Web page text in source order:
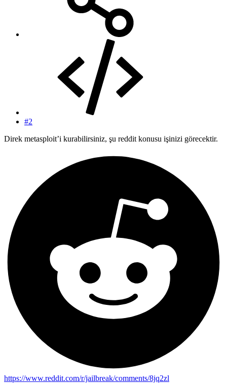
#2
Direk metasploit’i kurabilirsiniz, şu reddit konusu işinizi görecektir.
https://www.reddit.com/r/jailbreak/comments/8jq2zl